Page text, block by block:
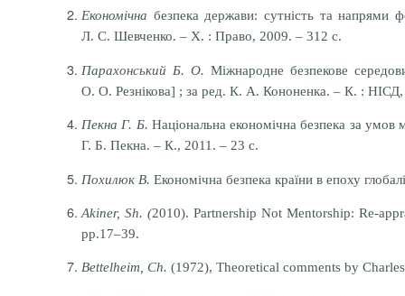
Економічна безпека держави: сутність та
Л. С. Шевченко. – Х. : Право, 2009. – 312 с.
Парахонський Б. О. Міжнародне безпекове
О. О. Резнікова] ; за ред. К. А. Кононенка. – К. :
Пекна Г. Б. Національна економічна безпека за умов
Г. Б. Пекна. – К., 2011. – 23 с.
Похилюк В. Економічна безпека країни в епоху
Akiner, Sh. (2010). Partnership Not Mentorship: Re-
pp.17–39.
Bettelheim, Ch. (1972), Theoretical comments by